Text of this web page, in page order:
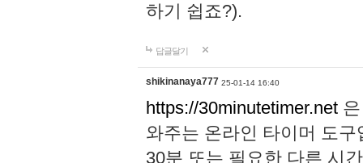
하기 쉽죠?).
답글달기
shikinanaya777 25-01-14 16:40
https://30minutetimer.net
와주는 온라인 타이머 도
30분 또는 필요한 다른 시